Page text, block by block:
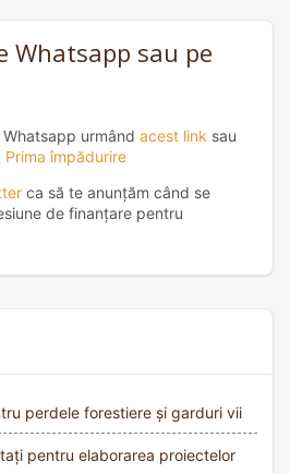
Whatsapp sau pe
urmând acest link sau
Prima împădurire
ca să te anunțăm când se
de finanțare pentru
perdele forestiere și garduri vii
pentru elaborarea proiectelor